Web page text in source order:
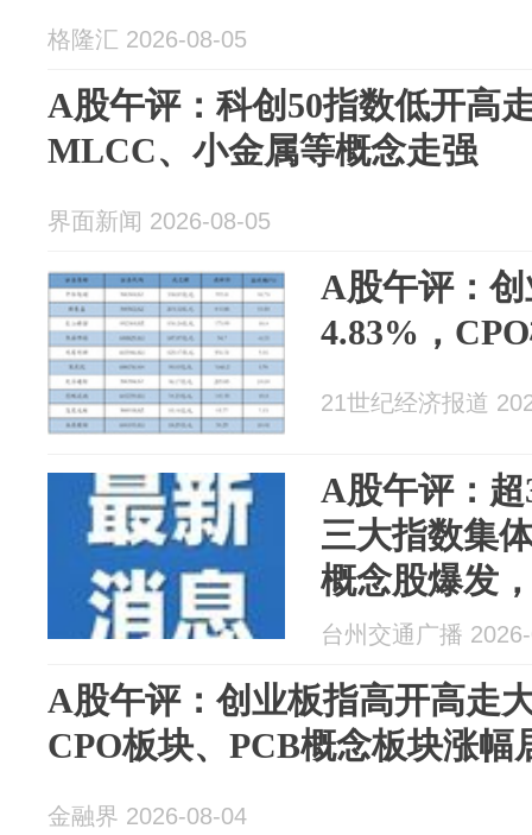
格隆汇 2026-08-05
A股午评：科创50指数低开高
MLCC、小金属等概念走强
界面新闻 2026-08-05
A股午评：
4.83%，
21世纪经济报道
A股午评：
三大指数集
概念股爆发
联网、半导
车、保险、
台州交通广播
A股午评：创业板指高开高走
CPO板块、PCB概念板块涨幅
金融界 2026-08-04